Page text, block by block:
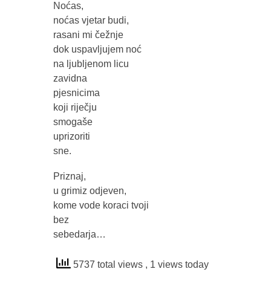
Noćas,
noćas vjetar budi,
rasani mi čežnje
dok uspavljujem noć
na ljubljenom licu
zavidna
pjesnicima
koji riječju
smogaše
uprizoriti
sne.
Priznaj,
u grimiz odjeven,
kome vode koraci tvoji
bez
sebedarja…
5737 total views , 1 views today